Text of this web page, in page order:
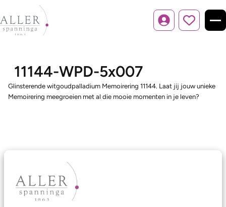
Inloggen
11144-WPD-5x007
Glinsterende witgoudpalladium Memoirering 11144. Laat jij jouw unieke
Memoirering meegroeien met al die mooie momenten in je leven?
Ons aanbod
Trouwringen